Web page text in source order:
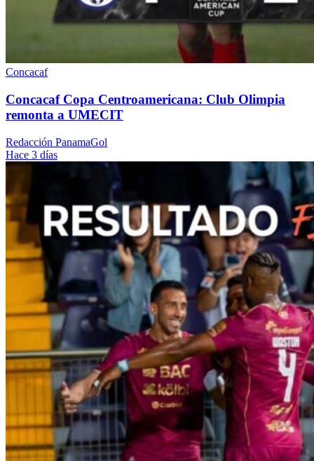
Concacaf
Concacaf Copa Centroamericana: Club Olimpia
remonta a UMECIT
Redacción PanamaGol
Hace 3 días